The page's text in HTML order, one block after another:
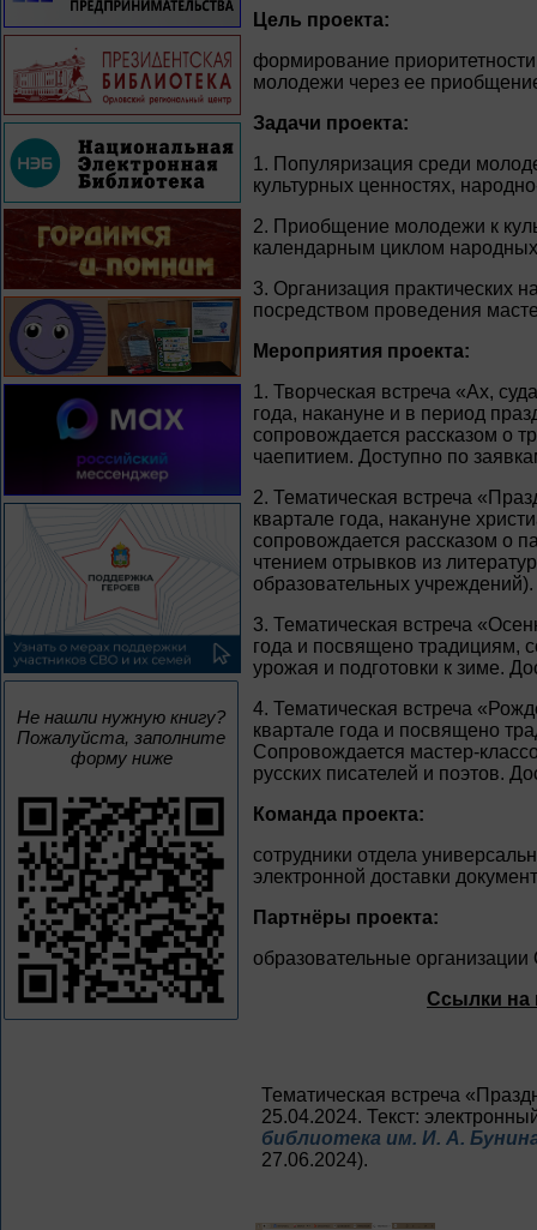
Не нашли нужную книгу?
Пожалуйста, заполните
форму ниже
Цель проекта:
формирование
молодежи через ее
Задачи проекта:
1. Популяризация среди
культурных ценностях,
2. Приобщение молодежи к
календарным циклом
3. Организация практических
посредством проведения
Мероприятия проекта:
1. Творческая встреча «Ах,
года, накануне и в период
сопровождается рассказом о
чаепитием. Доступно по
2. Тематическая встреча
квартале года, накануне
сопровождается рассказом о
чтением отрывков из
образовательных учреждений).
3. Тематическая встреча
года и посвящено традициям,
урожая и подготовки к зиме.
4. Тематическая встреча
квартале года и посвящено
Сопровождается мастер-
русских писателей и поэтов.
Команда проекта:
сотрудники отдела
электронной доставки
Партнёры проекта:
образовательные
Ссылки на
Тематическая встреча
25.04.2024. Текст:
библиотека им. И. А.
27.06.2024).